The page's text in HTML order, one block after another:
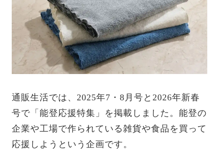
通販生活では、2025年7・8月号と2026年新春
号で「能登応援特集」を掲載しました。能登の
企業や工場で作られている雑貨や食品を買って
応援しようという企画です。